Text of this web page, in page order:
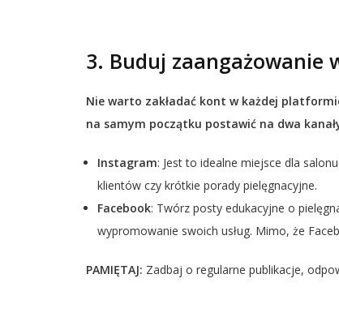
3. Buduj zaangażowanie
Nie warto zakładać kont w każdej
na samym początku postawić na dwa
Instagram: Jest to idealne miejsce dla
klientów czy krótkie porady pielęgnacyjne.
Facebook: Twórz posty edukacyjne o
wypromowanie swoich usług. Mimo, że
PAMIĘTAJ: Zadbaj o regularne publikacje,